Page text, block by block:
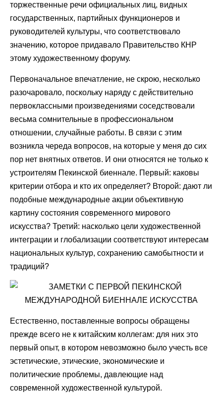
торжественные речи официальных лиц, видных
государственных, партийных функционеров и
руководителей культуры, что соответствовало
значению, которое придавало Правительство КНР
этому художественному форуму.
Первоначальное впечатление, не скрою, несколько
разочаровало, поскольку наряду с действительно
первоклассными произведениями соседствовали
весьма сомнительные в профессиональном
отношении, случайные работы. В связи с этим
возникла череда вопросов, на которые у меня до сих
пор нет внятных ответов. И они относятся не только к
устроителям Пекинской биеннале. Первый: каковы
критерии отбора и кто их определяет? Второй: дают ли
подобные международные акции объективную
картину состояния современного мирового
искусства? Третий: насколько цели художественной
интеграции и глобализации соответствуют интересам
национальных культур, сохранению самобытности и
традиций?
Естественно, поставленные вопросы обращены
прежде всего не к китайским коллегам: для них это
первый опыт, в котором невозможно было учесть все
эстетические, этические, экономические и
политические проблемы, давлеющие над
современной художественной культурой.